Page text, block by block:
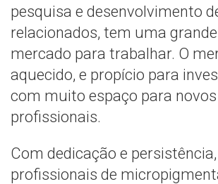
pesquisa e desenvolvimento
relacionados, tem uma
mercado para trabalhar. O
aquecido, e propício para
com muito espaço para novos
profissionais.
Com dedicação e
profissionais de